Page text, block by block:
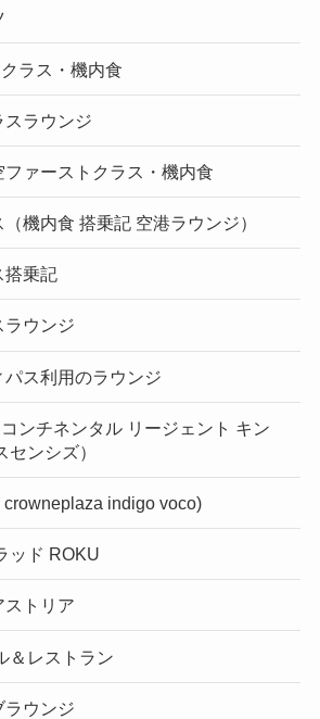
ラス・機内食
スラウンジ
ァーストクラス・機内食
機内食 搭乗記 空港ラウンジ）
搭乗記
ラウンジ
ス利用のラウンジ
ンチネンタル リージェント キン
ンシズ）
indigo voco)
ッド ROKU
ストリア
＆レストラン
ラウンジ